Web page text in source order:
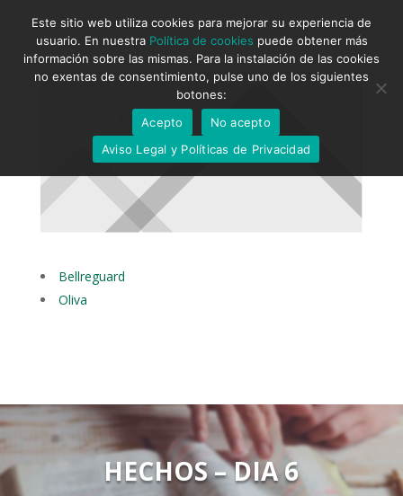
Bellreguard
Oliva
HECHOS – DIA 6
Este sitio web utiliza cookies para mejorar su experiencia de
usuario. En nuestra Política de cookies puede obtener más
información sobre las mismas. Para la instalación de las cookies
no exentas de consentimiento, pulse uno de los siguientes
botones:
Acepto
No acepto
Aviso Legal y Políticas de Privacidad